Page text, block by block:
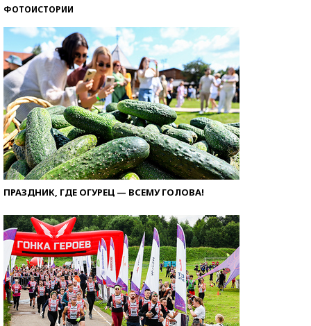
ФОТОИСТОРИИ
ПРАЗДНИК, ГДЕ ОГУРЕЦ — ВСЕМУ ГОЛОВА!